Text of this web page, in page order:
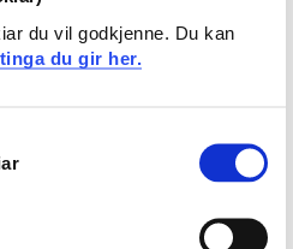
du vil godkjenne. Du kan
du gir her.
kommune
i norsk for nykomne
modular blir elevane